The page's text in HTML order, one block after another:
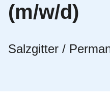
(m/w/d)
Salzgitter /